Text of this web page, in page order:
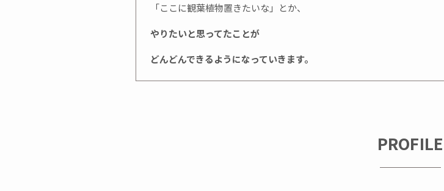
「ここに観葉植物置きたいな」とか、
やりたいと思ってたことが
どんどんできるようになっていきます。
PROFILE